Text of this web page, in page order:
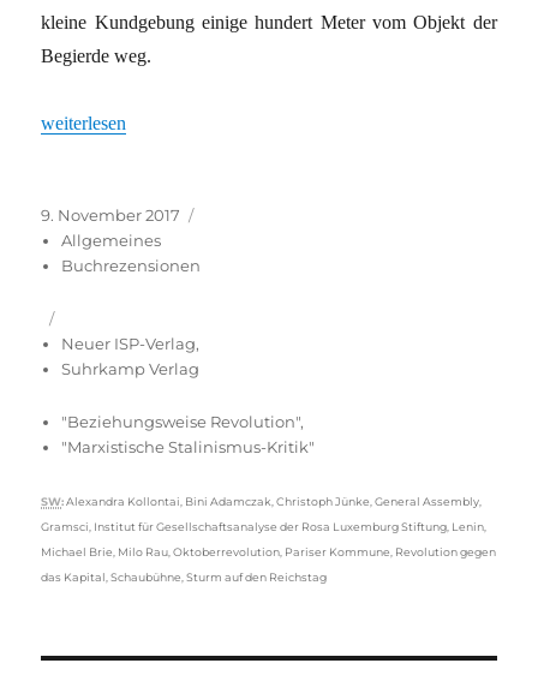
kleine Kundgebung einige hundert Meter vom Objekt der
Begierde weg.
„Jagd auf Roter Oktober“
weiterlesen
Veröffentlicht
am
9. November 2017
Allgemeines
Buchrezensionen
Neuer ISP-Verlag,
Suhrkamp Verlag
"Beziehungsweise Revolution",
"Marxistische Stalinismus-Kritik"
Schlagwörter
SW: Alexandra Kollontai Bini Adamczak ,Christoph Jünke ,General Assembly
Gramsci Institut für Gesellschaftsanalyse der Rosa Luxemburg Stiftung Lenin
Michael Brie Milo Rau ,Oktoberrevolution Pariser Kommune Revolution gegen
das Kapital ,Schaubühne ,Sturm auf den Reichstag